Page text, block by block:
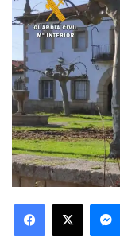
Facebook
X